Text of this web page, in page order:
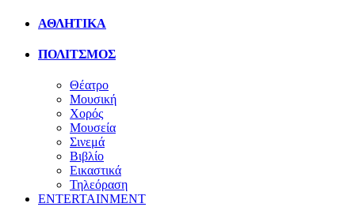
ΑΘΛΗΤΙΚΑ
ΠΟΛΙΤΣΜΟΣ
Θέατρο
Μουσική
Χορός
Μουσεία
Σινεμά
Βιβλίο
Εικαστικά
Τηλεόραση
ENTERTAINMENT